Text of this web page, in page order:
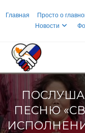
Главная Просто о
Новости
ПЕСНЮ